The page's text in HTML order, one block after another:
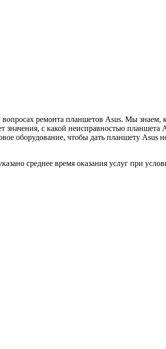
ремонта планшетов Asus. Мы знаем,
с какой неисправностью
оборудование, чтобы дать планшету Asus
среднее время оказания услуг при